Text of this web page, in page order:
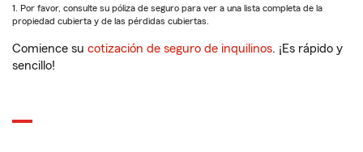
1. Por favor, consulte su póliza de seguro para ver a una lista completa de la
propiedad cubierta y de las pérdidas cubiertas.
Comience su cotización de seguro de inquilinos. ¡Es rápido y
sencillo!